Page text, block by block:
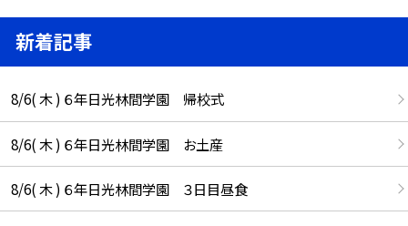
新着記事
8/6( 木 ) ６年日光林間学園 帰校式
8/6( 木 ) ６年日光林間学園 お土産
8/6( 木 ) ６年日光林間学園 ３日目昼食